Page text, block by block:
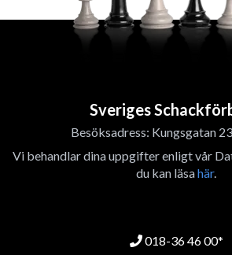
Sveriges
Besöksadress: Kungsgatan
Vi behandlar dina uppgifter enligt vår
du kan läsahär.
018-36 46 00*